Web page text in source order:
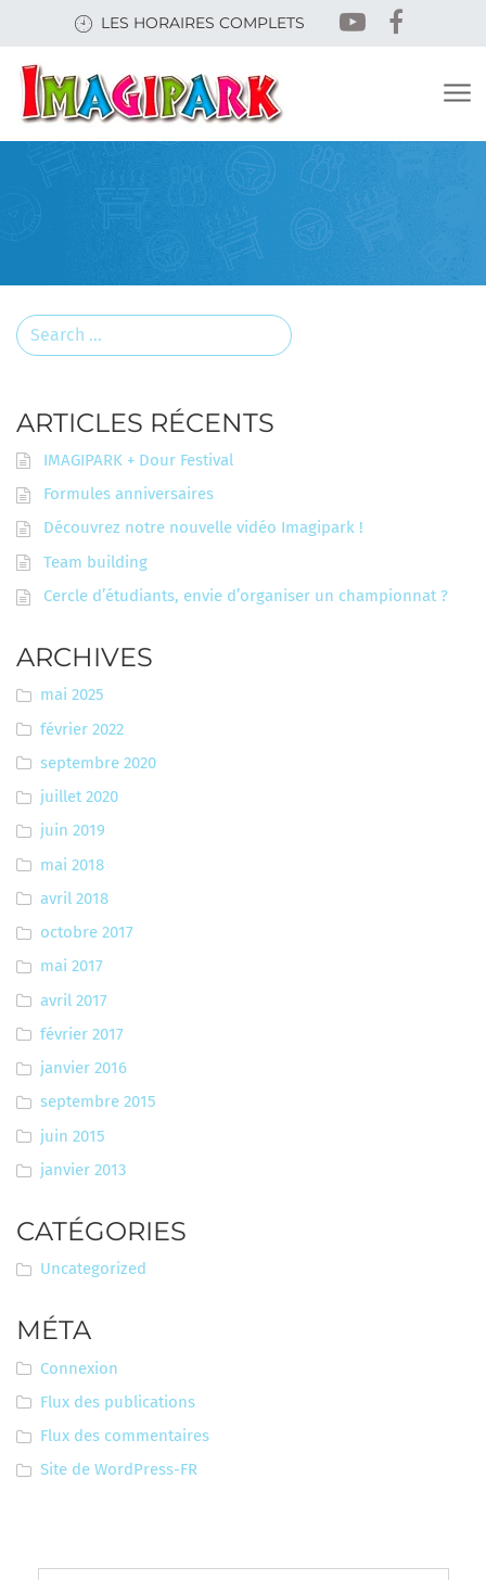
content
LES HORAIRES COMPLETS
Search
for:
ARTICLES RÉCENTS
IMAGIPARK + Dour Festival
Formules anniversaires
Découvrez notre nouvelle vidéo Imagipark !
Team building
Cercle d’étudiants, envie d’organiser un championnat ?
ARCHIVES
mai 2025
février 2022
septembre 2020
juillet 2020
juin 2019
mai 2018
avril 2018
octobre 2017
mai 2017
avril 2017
février 2017
janvier 2016
septembre 2015
juin 2015
janvier 2013
CATÉGORIES
Uncategorized
MÉTA
Connexion
Flux des publications
Flux des commentaires
Site de WordPress-FR